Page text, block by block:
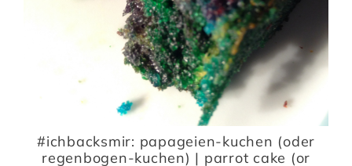
#ichbacksmir: papageien-kuchen (oder
regenbogen-kuchen) | parrot cake (or